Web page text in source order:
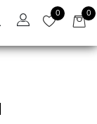
0 0